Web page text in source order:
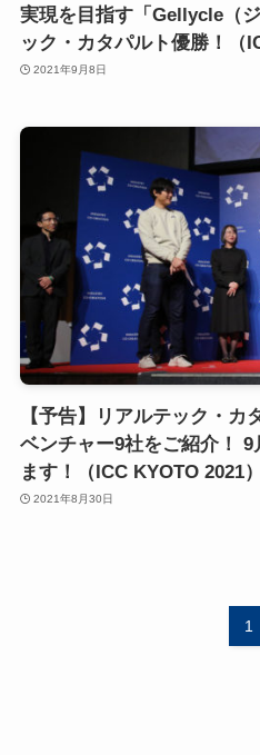
実現を目指す「Gellycle（
ック・カタパルト優勝！（
2021年9月8日
【予告】リアルテック・カ
ベンチャー9社をご紹介！
ます！（ICC KYOTO 2021）
2021年8月30日
1